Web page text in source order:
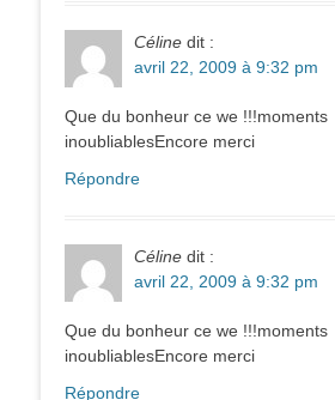
Céline dit :
avril 22, 2009 à 9:32 pm
Que du bonheur ce we !!!moments
inoubliablesEncore merci
Répondre
Céline dit :
avril 22, 2009 à 9:32 pm
Que du bonheur ce we !!!moments
inoubliablesEncore merci
Répondre